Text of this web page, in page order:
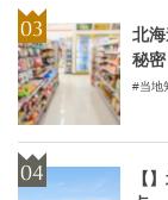
北
秘密
当地
【